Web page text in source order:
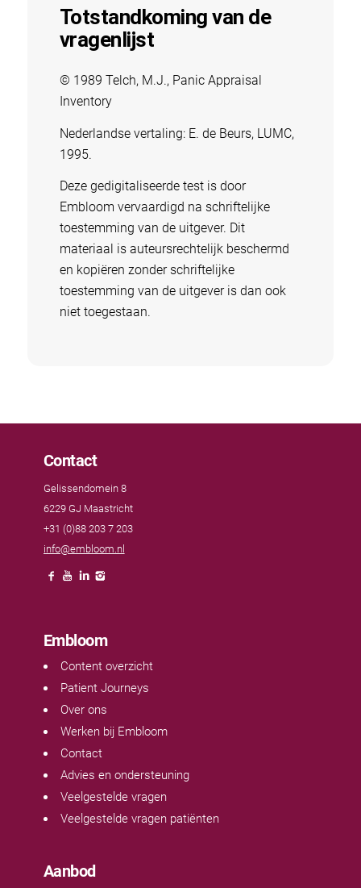
Totstandkoming van de
vragenlijst
© 1989 Telch, M.J., Panic Appraisal
Inventory
Nederlandse vertaling: E. de Beurs, LUMC,
1995.
Deze gedigitaliseerde test is door
Embloom vervaardigd na schriftelijke
toestemming van de uitgever. Dit
materiaal is auteursrechtelijk beschermd
en kopiëren zonder schriftelijke
toestemming van de uitgever is dan ook
niet toegestaan.
Contact
Gelissendomein 8
6229 GJ Maastricht
+31 (0)88 203 7 203
info@embloom.nl
Embloom
Content overzicht
Patient Journeys
Over ons
Werken bij Embloom
Contact
Advies en ondersteuning
Veelgestelde vragen
Veelgestelde vragen patiënten
Aanbod